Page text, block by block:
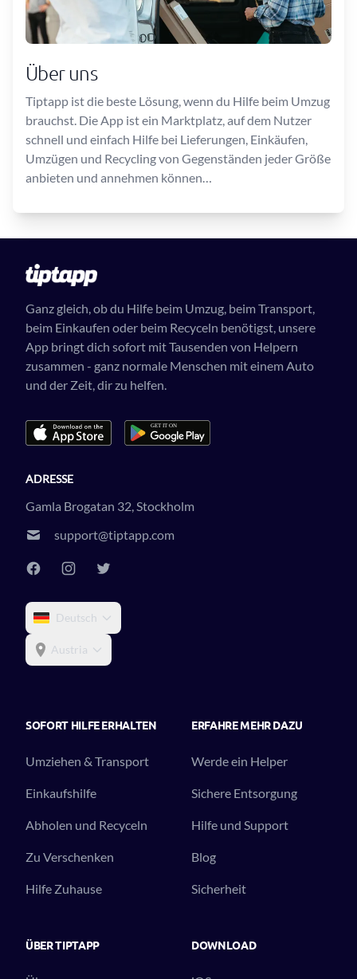
Über uns
Tiptapp ist die beste Lösung, wenn du Hilfe beim Umzug
brauchst. Die App ist ein Marktplatz, auf dem Nutzer
schnell und einfach Hilfe bei Lieferungen, Einkäufen,
Umzügen und Recycling von Gegenständen jeder Größe
anbieten und annehmen können…
Ganz gleich, ob du Hilfe beim Umzug, beim Transport,
beim Einkaufen oder beim Recyceln benötigst, unsere
App bringt dich sofort mit Tausenden von Helpern
zusammen - ganz normale Menschen mit einem Auto
und der Zeit, dir zu helfen.
ADRESSE
Gamla Brogatan 32, Stockholm
support@tiptapp.com
Deutsch
Austria
SOFORT HILFE ERHALTEN
Umziehen & Transport
Einkaufshilfe
Abholen und Recyceln
Zu Verschenken
Hilfe Zuhause
ERFAHRE MEHR DAZU
Werde ein Helper
Sichere Entsorgung
Hilfe und Support
Blog
Sicherheit
ÜBER TIPTAPP DOWNLOAD